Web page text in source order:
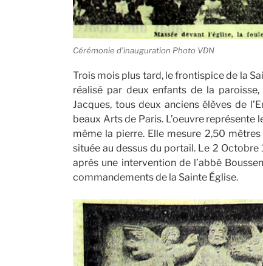
Cérémonie d’inauguration Photo VDN
Trois mois plus tard, le frontispice de la
réalisé par deux enfants de la
Jacques, tous deux anciens élèves de
beaux Arts de Paris. L’oeuvre représente
même la pierre. Elle mesure 2,50
située au dessus du portail. Le 2 Octobre
après une intervention de l’abbé
commandements de la Sainte Église.